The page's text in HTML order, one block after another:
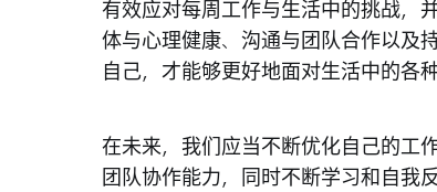
有效应对每周工作与生活中的挑战，
体与心理健康、沟通与团队合作以及
自己，才能够更好地面对生活中的各
在未来，我们应当不断优化自己的工
团队协作能力，同时不断学习和自我